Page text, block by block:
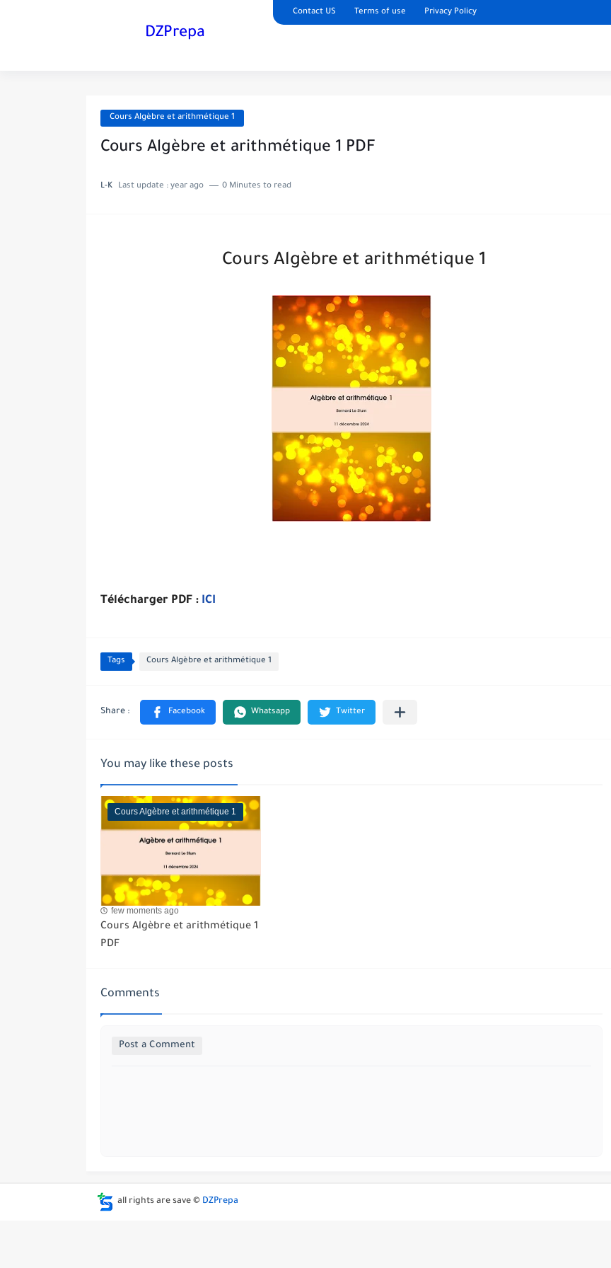
Contact US Terms of use Privacy Policy
DZPrepa
Cours Algèbre et arithmétique 1
Cours Algèbre et arithmétique 1 PDF
L-K Last update : year ago 0 Minutes to read
Cours Algèbre et arithmétique 1
Télécharger PDF : ICI
Tags Cours Algèbre et arithmétique 1
You may like these posts
Cours Algèbre et arithmétique 1
few moments ago
Cours Algèbre et arithmétique 1
PDF
Comments
Post a Comment
all rights are save © DZPrepa